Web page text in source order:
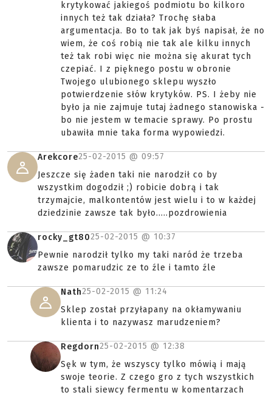
krytykować jakiegoś podmiotu bo kilkoro
innych też tak działa? Trochę słaba
argumentacja. Bo to tak jak byś napisał, że no
wiem, że coś robią nie tak ale kilku innych
też tak robi więc nie można się akurat tych
czepiać. I z pięknego postu w obronie
Twojego ulubionego sklepu wyszło
potwierdzenie słów krytyków. PS. I żeby nie
było ja nie zajmuje tutaj żadnego stanowiska -
bo nie jestem w temacie sprawy. Po prostu
ubawiła mnie taka forma wypowiedzi.
Arekcore25-02-2015 @ 09:57
Jeszcze się żaden taki nie narodził co by
wszystkim dogodził ;) robicie dobrą i tak
trzymajcie, malkontentów jest wielu i to w każdej
dziedzinie zawsze tak było.....pozdrowienia
rocky_gt8025-02-2015 @ 10:37
Pewnie narodził tylko my taki naród że trzeba
zawsze pomarudzic ze to źle i tamto źle
Nath25-02-2015 @ 11:24
Sklep został przyłapany na okłamywaniu
klienta i to nazywasz marudzeniem?
Regdorn25-02-2015 @ 12:38
Sęk w tym, że wszyscy tylko mówią i mają
swoje teorie. Z czego gro z tych wszystkich
to stali siewcy fermentu w komentarzach